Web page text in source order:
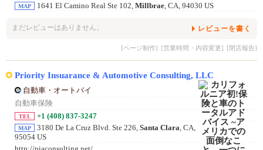
MAP 1641 El Camino Real Ste 102, Millbrae, CA, 94030 US
まだレビューはありません。 レビューを書く
[ページ制作] [営業時間・内容変更] [閉店報告]
Priority Insuarance & Automotive Consulting, LLC
自動車・オートバイ
自動車保険
TEL +1 (408) 837-3247
MAP 3180 De La Cruz Blvd. Ste 226, Santa Clara, CA,
95054 US